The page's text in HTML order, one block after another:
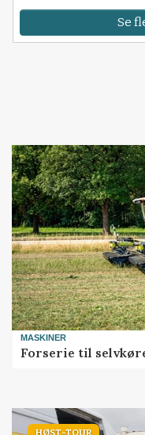
Se
MASKINER
Forserie til
HØST-TOUR